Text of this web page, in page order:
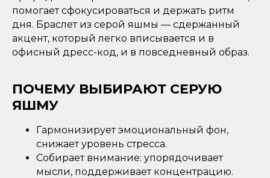
помогает сфокусироваться и держать ритм
дня. Браслет из серой яшмы — сдержанный
акцент, который легко вписывается и в
офисный дресс-код, и в повседневный образ.
ПОЧЕМУ ВЫБИРАЮТ СЕРУЮ
ЯШМУ
Гармонизирует эмоциональный фон,
снижает уровень стресса.
Собирает внимание: упорядочивает
мысли, поддерживает концентрацию.